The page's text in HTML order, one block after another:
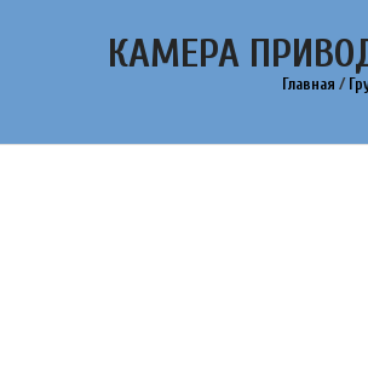
КАМЕРА
Главная /